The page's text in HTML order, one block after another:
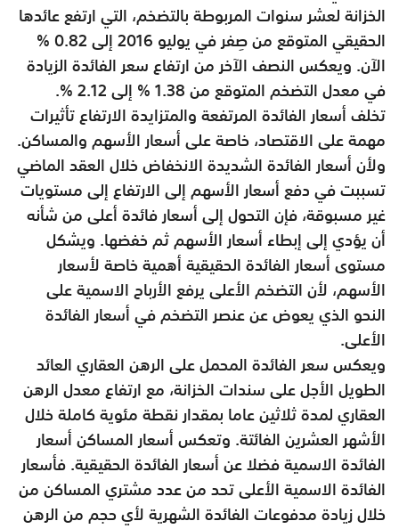
الخزانة لعشر سنوات المربوطة بالتضخم، التي ارتفع عائدها
الحقيقي المتوقع من صِفر في يوليو 2016 إلى 0.82 %
الآن. ويعكس النصف الآخر من ارتفاع سعر الفائدة الزيادة
في معدل التضخم المتوقع من 1.38 % إلى 2.12 %.
تخلف أسعار الفائدة المرتفعة والمتزايدة الارتفاع تأثيرات
مهمة على الاقتصاد، خاصة على أسعار الأسهم والمساكن.
ولأن أسعار الفائدة الشديدة الانخفاض خلال العقد الماضي
تسببت في دفع أسعار الأسهم إلى الارتفاع إلى مستويات
غير مسبوقة، فإن التحول إلى أسعار فائدة أعلى من شأنه
أن يؤدي إلى إبطاء أسعار الأسهم ثم خفضها. ويشكل
مستوى أسعار الفائدة الحقيقية أهمية خاصة لأسعار
الأسهم، لأن التضخم الأعلى يرفع الأرباح الاسمية على
النحو الذي يعوض عن عنصر التضخم في أسعار الفائدة
الأعلى.
ويعكس سعر الفائدة المحمل على الرهن العقاري العائد
الطويل الأجل على سندات الخزانة، مع ارتفاع معدل الرهن
العقاري لمدة ثلاثين عاما بمقدار نقطة مئوية كاملة خلال
الأشهر العشرين الفائتة. وتعكس أسعار المساكن أسعار
الفائدة الاسمية فضلا عن أسعار الفائدة الحقيقية. فأسعار
الفائدة الاسمية الأعلى تحد من عدد مشتري المساكن من
خلال زيادة مدفوعات الفائدة الشهرية لأي حجم من الرهن